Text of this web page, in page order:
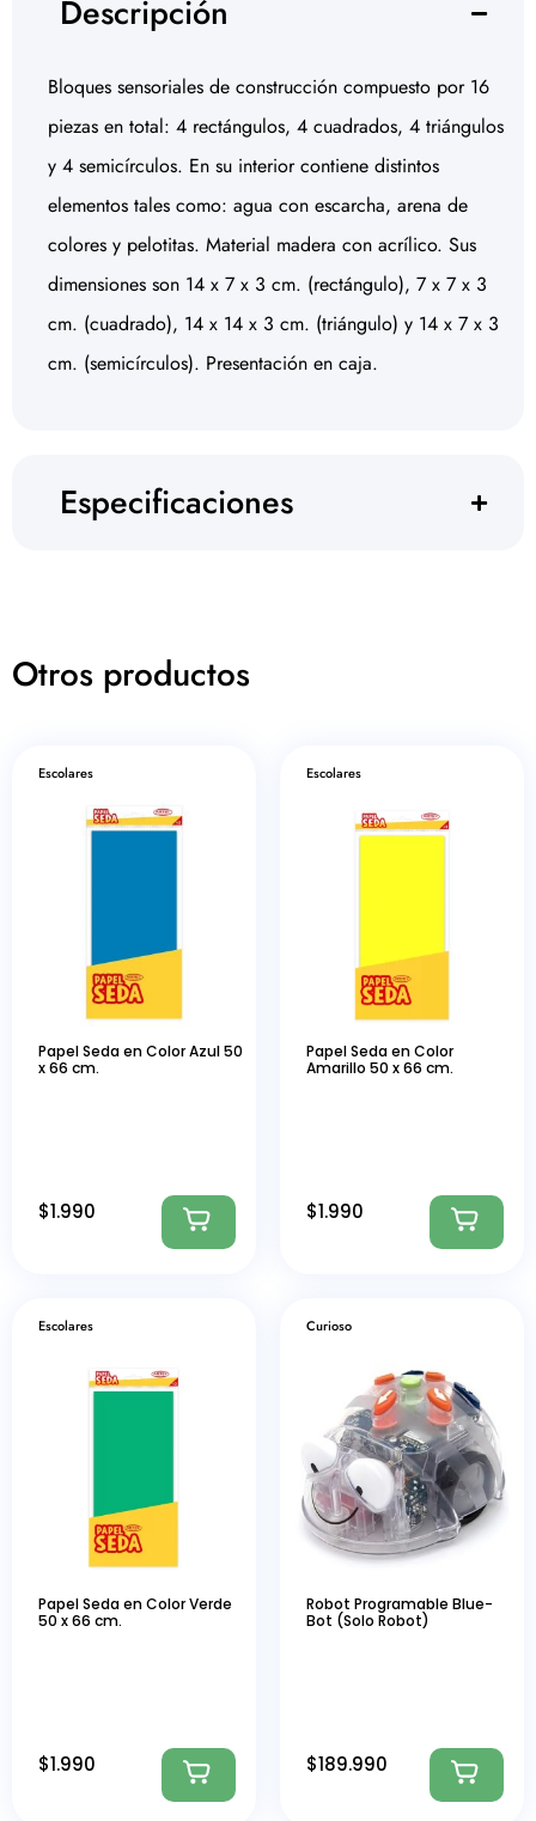
Descripción
Bloques sensoriales de construcción compuesto por 16
piezas en total: 4 rectángulos, 4 cuadrados, 4 triángulos
y 4 semicírculos. En su interior contiene distintos
elementos tales como: agua con escarcha, arena de
colores y pelotitas. Material madera con acrílico. Sus
dimensiones son 14 x 7 x 3 cm. (rectángulo), 7 x 7 x 3
cm. (cuadrado), 14 x 14 x 3 cm. (triángulo) y 14 x 7 x 3
cm. (semicírculos). Presentación en caja.
Especificaciones
Otros productos
Escolares
Papel Seda en Color Azul 50
x 66 cm.
$1.990
Escolares
Papel Seda en Color
Amarillo 50 x 66 cm.
$1.990
Escolares
Papel Seda en Color Verde
50 x 66 cm.
$1.990
Curioso
Robot Programable Blue-
Bot (Solo Robot)
$189.990